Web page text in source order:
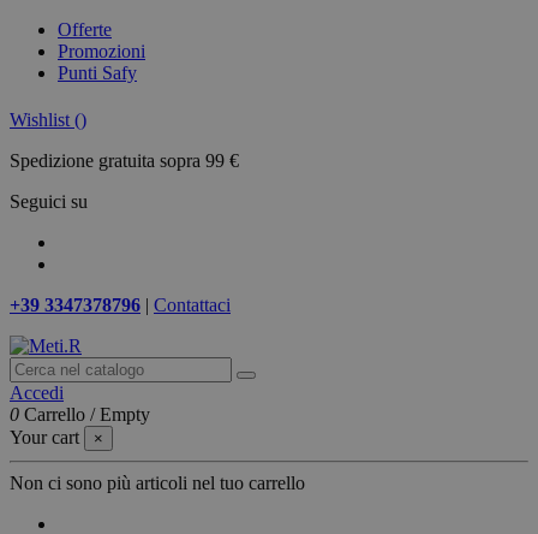
Offerte
Promozioni
Punti Safy
Wishlist ()
Spedizione gratuita sopra 99 €
Seguici su
+39 3347378796 | Contattaci
Accedi
0 Carrello /Empty
Your cart
×
Non ci sono più articoli nel tuo carrello